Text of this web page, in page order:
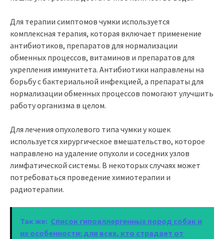
Для терапии симптомов чумки используется
комплексная терапия, которая включает применение
антибиотиков, препаратов для нормализации
обменных процессов, витаминов и препаратов для
укрепления иммунитета. Антибиотики направлены на
борьбу с бактериальной инфекцией, а препараты для
нормализации обменных процессов помогают улучшить
работу организма в целом.
Для лечения опухолевого типа чумки у кошек
используется хирургическое вмешательство, которое
направлено на удаление опухоли и соседних узлов
лимфатической системы. В некоторых случаях может
потребоваться проведение химиотерапии и
радиотерапии.
Так же: Список гипоаллергенных пород собак и
их особенности: для всех, кто страдает от